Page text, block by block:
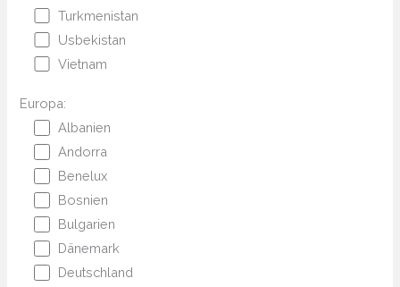
Turkmenistan
Usbekistan
Vietnam
Europa:
Albanien
Andorra
Benelux
Bosnien
Bulgarien
Dänemark
Deutschland